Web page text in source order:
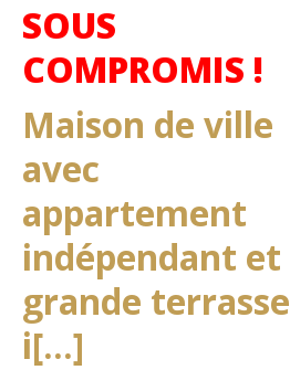
SOUS
COMPROMIS !
Maison de ville
avec
appartement
indépendant et
grande terrasse
i[...]